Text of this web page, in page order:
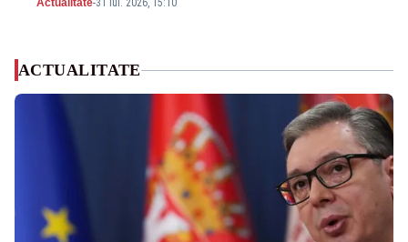
Actualitate-31 iul. 2026, 15:10
ACTUALITATE